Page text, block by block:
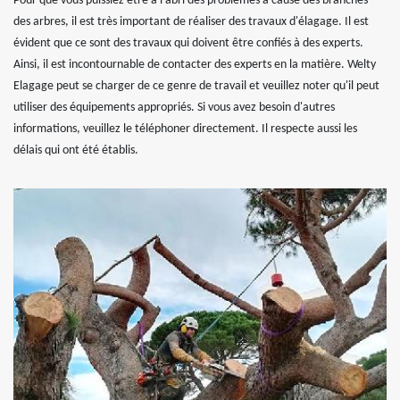
des arbres, il est très important de réaliser des travaux d'élagage. Il est
évident que ce sont des travaux qui doivent être confiés à des experts.
Ainsi, il est incontournable de contacter des experts en la matière. Welty
Elagage peut se charger de ce genre de travail et veuillez noter qu'il peut
utiliser des équipements appropriés. Si vous avez besoin d'autres
informations, veuillez le téléphoner directement. Il respecte aussi les
délais qui ont été établis.